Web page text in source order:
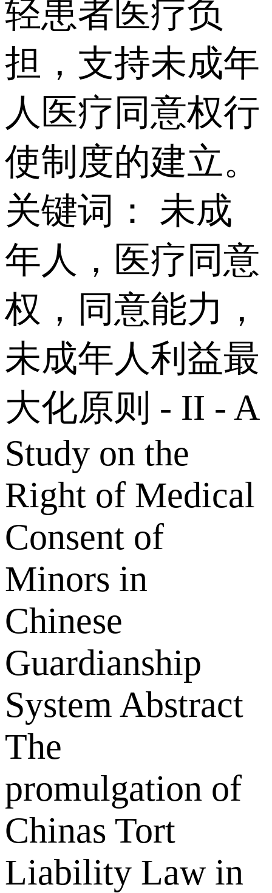
轻患者医疗负
担，支持未成年
人医疗同意权行
使制度的建立。
关键词： 未成
年人，医疗同意
权，同意能力，
未成年人利益最
大化原则 - II - A
Study on the
Right of Medical
Consent of
Minors in
Chinese
Guardianship
System Abstract
The
promulgation of
Chinas Tort
Liability Law in